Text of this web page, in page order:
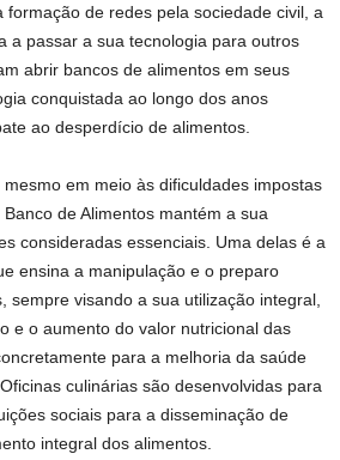
formação de redes pela sociedade civil, a
a passar a sua tecnologia para outros
abrir bancos de alimentos em seus
conquistada ao longo dos anos
ao desperdício de alimentos.
em meio às dificuldades impostas
de Alimentos mantém a sua
consideradas essenciais. Uma delas é a
ensina a manipulação e o preparo
sempre visando a sua utilização integral,
e o aumento do valor nutricional das
para a melhoria da saúde
culinárias são desenvolvidas para
sociais para a disseminação de
integral dos alimentos.